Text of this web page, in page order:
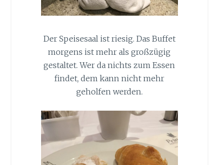
Der Speisesaal ist riesig. Das Buffet
morgens ist mehr als großzügig
gestaltet. Wer da nichts zum Essen
findet, dem kann nicht mehr
geholfen werden.